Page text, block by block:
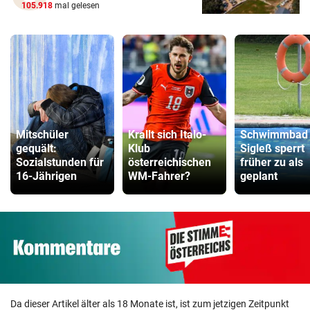
105.918 mal gelesen
Mitschüler
gequält:
Sozialstunden für
16-Jährigen
Krallt sich Italo-
Klub
österreichischen
WM-Fahrer?
Schwimmbad
Sigleß sperrt
früher zu als
geplant
Da dieser Artikel älter als 18 Monate ist, ist zum jetzigen Zeitpunkt